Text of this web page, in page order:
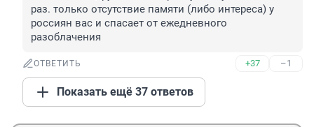
раз. только отсутствие памяти (либо интереса) у
россиян вас и спасает от ежедневного
разоблачения
ОТВЕТИТЬ +37 –1
Показать ещё 37 ответов